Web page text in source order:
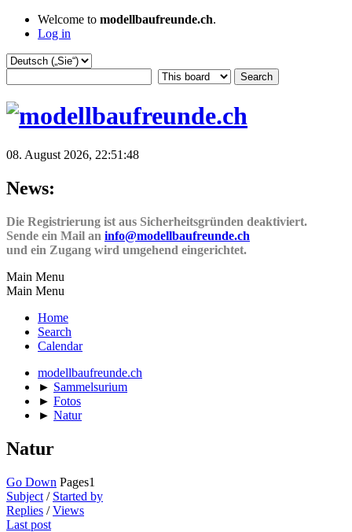
Welcome to modellbaufreunde.ch.
Log in
08. August 2026, 22:51:48
News:
Die Registrierung ist aus Sicherheitsgründen deaktiviert.
Sende ein Mail an info@modellbaufreunde.ch
und ein Zugang wird umgehend eingerichtet.
Main Menu
Main Menu
Home
Search
Calendar
modellbaufreunde.ch
► Sammelsurium
► Fotos
► Natur
Natur
Go Down Pages1
Subject / Started by
Replies /Views
Last post